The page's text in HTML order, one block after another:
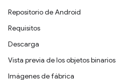
Repositorio de Android
Requisitos
Descarga
Vista previa de los objetos binarios
Imágenes de fábrica